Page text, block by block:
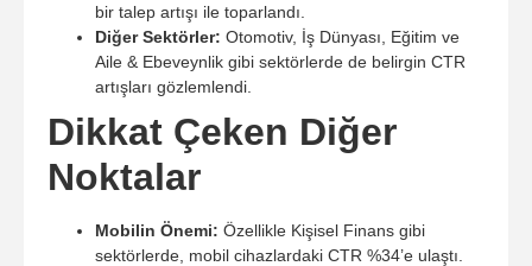
bir talep artışı ile toparlandı.
Diğer Sektörler: Otomotiv, İş Dünyası, Eğitim ve
Aile & Ebeveynlik gibi sektörlerde de belirgin CTR
artışları gözlemlendi.
Dikkat Çeken Diğer
Noktalar
Mobilin Önemi: Özellikle Kişisel Finans gibi
sektörlerde, mobil cihazlardaki CTR %34’e ulaştı.